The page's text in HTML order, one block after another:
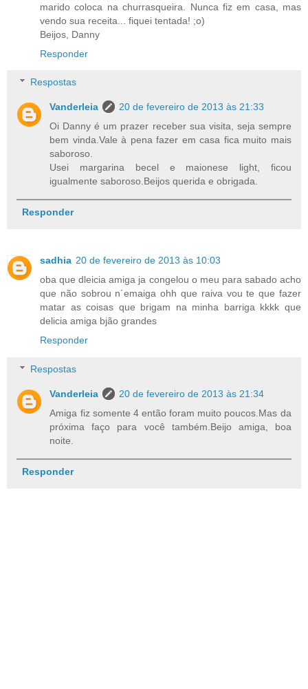
marido coloca na churrasqueira. Nunca fiz em casa, mas
vendo sua receita... fiquei tentada! ;o)
Beijos, Danny
Responder
Respostas
Vanderleia
20 de fevereiro de 2013 às 21:33
Oi Danny é um prazer receber sua visita, seja sempre
bem vinda.Vale à pena fazer em casa fica muito mais
saboroso.
Usei margarina becel e maionese light, ficou
igualmente saboroso.Beijos querida e obrigada.
Responder
sadhia 20 de fevereiro de 2013 às 10:03
oba que dleicia amiga ja congelou o meu para sabado acho
que não sobrou n´emaiga ohh que raiva vou te que fazer
matar as coisas que brigam na minha barriga kkkk que
delicia amiga bjão grandes
Responder
Respostas
Vanderleia
20 de fevereiro de 2013 às 21:34
Amiga fiz somente 4 então foram muito poucos.Mas da
próxima faço para você também.Beijo amiga, boa
noite.
Responder